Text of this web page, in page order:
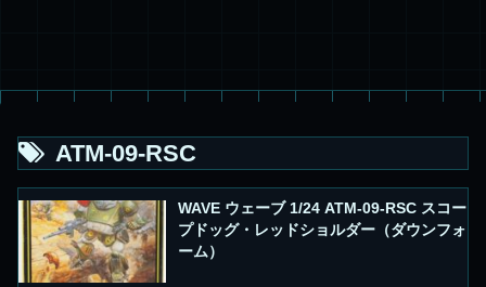
ATM-09-RSC
WAVE ウェーブ 1/24 ATM-09-RSC スコー
プドッグ・レッドショルダー（ダウンフォ
ーム）